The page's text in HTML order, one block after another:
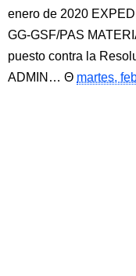
enero de 2020
GG-GSF/PAS
puesto contra la
ADMIN…
martes,